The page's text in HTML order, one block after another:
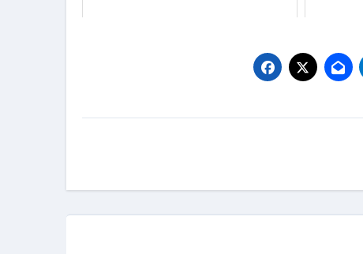
新春スペシャルセール完全ガイ
梅干しを毎日食べたらどうな
ブルーベリーを毎日食べたら
バナナを毎日食べたらどうな
筋トレせずにプロテインを飲み
ナ